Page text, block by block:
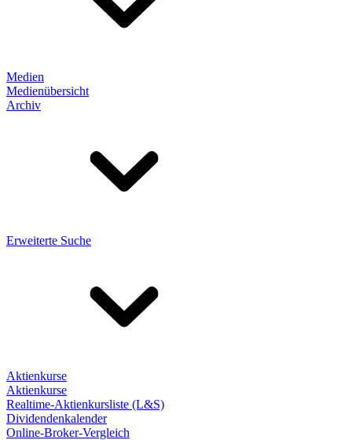
Medien
Medienübersicht
Archiv
Erweiterte Suche
Aktienkurse
Aktienkurse
Realtime-Aktienkursliste (L&S)
Dividendenkalender
Online-Broker-Vergleich